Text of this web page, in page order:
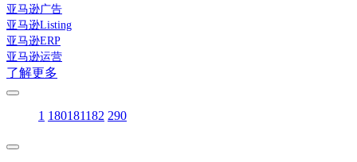
亚马逊广告
亚马逊Listing
亚马逊ERP
亚马逊运营
了解更多
1 180181182 290